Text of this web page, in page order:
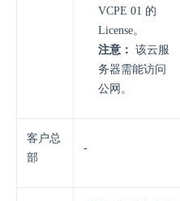
VCPE 01 的
License。
注意： 该云服
务器需能访问
公网。
客户总
部
-